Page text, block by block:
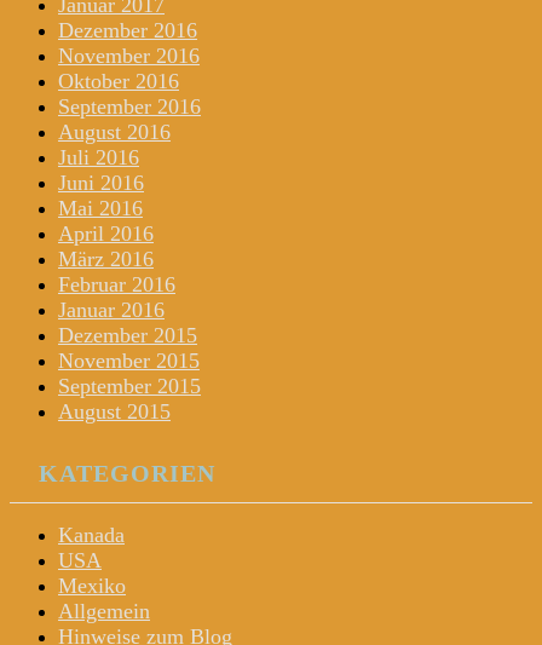
Januar 2017
Dezember 2016
November 2016
Oktober 2016
September 2016
August 2016
Juli 2016
Juni 2016
Mai 2016
April 2016
März 2016
Februar 2016
Januar 2016
Dezember 2015
November 2015
September 2015
August 2015
KATEGORIEN
Kanada
USA
Mexiko
Allgemein
Hinweise zum Blog